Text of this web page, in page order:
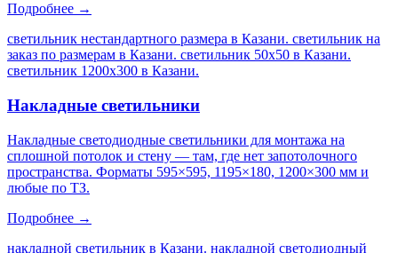
Подробнее →
светильник нестандартного размера в Казани. светильник на
заказ по размерам в Казани. светильник 50х50 в Казани.
светильник 1200х300 в Казани.
Накладные светильники
Накладные светодиодные светильники для монтажа на
сплошной потолок и стену — там, где нет запотолочного
пространства. Форматы 595×595, 1195×180, 1200×300 мм и
любые по ТЗ.
Подробнее →
накладной светильник в Казани. накладной светодиодный